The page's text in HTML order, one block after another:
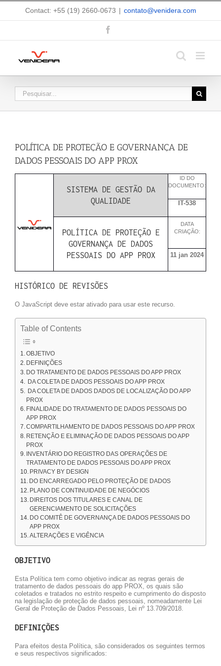
Ir
Contact: +55 (19) 2660-0673 | contato@venidera.com
Buscar
resultados
POLÍTICA DE PROTEÇÃO E GOVERNANÇA DE
DADOS PESSOAIS DO APP PROX
SISTEMA DE GESTÃO DA
QUALIDADE
ID DO
DOCUMENTO:
IT-538
POLÍTICA DE PROTEÇÃO E
GOVERNANÇA DE DADOS
PESSOAIS DO APP PROX
DATA
CRIAÇÃO:
11 jan 2024
HISTÓRICO DE REVISÕES
O JavaScript deve estar ativado para usar este recurso.
Table of Contents
OBJETIVO
DEFINIÇÕES
DO TRATAMENTO DE DADOS PESSOAIS DO APP PROX
DA COLETA DE DADOS PESSOAIS DO APP PROX
DA COLETA DE DADOS DADOS DE LOCALIZAÇÃO DO APP
PROX
FINALIDADE DO TRATAMENTO DE DADOS PESSOAIS DO
APP PROX
COMPARTILHAMENTO DE DADOS PESSOAIS DO APP PROX
RETENÇÃO E ELIMINAÇÃO DE DADOS PESSOAIS DO APP
PROX
INVENTÁRIO DO REGISTRO DAS OPERAÇÕES DE
TRATAMENTO DE DADOS PESSOAIS DO APP PROX
PRIVACY BY DESIGN
DO ENCARREGADO PELO PROTEÇÃO DE DADOS
PLANO DE CONTINUIDADE DE NEGÓCIOS
DIREITOS DOS TITULARES E CANAL DE
GERENCIAMENTO DE SOLICITAÇÕES
DO COMITÊ DE GOVERNANÇA DE DADOS PESSOAIS DO
APP PROX
ALTERAÇÕES E VIGÊNCIA
OBJETIVO
Esta Política tem como objetivo indicar as regras gerais de
tratamento de dados pessoais do app PROX, os quais são
coletados e tratados no estrito respeito e cumprimento do disposto
na legislação de proteção de dados pessoais, nomeadamente Lei
Geral de Proteção de Dados Pessoais, Lei nº 13.709/2018.
DEFINIÇÕES
Para efeitos desta Política, são considerados os seguintes termos
e seus respectivos significados: